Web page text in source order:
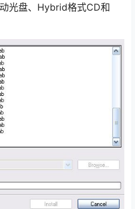
光盘、Hybrid格式CD和